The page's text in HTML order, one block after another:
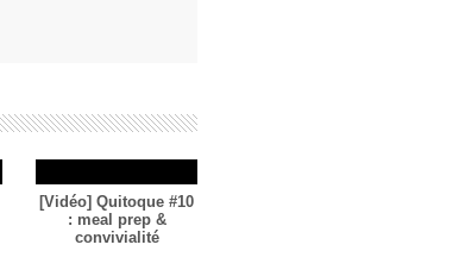
[Vidéo] Quitoque #10
: meal prep &
convivialité